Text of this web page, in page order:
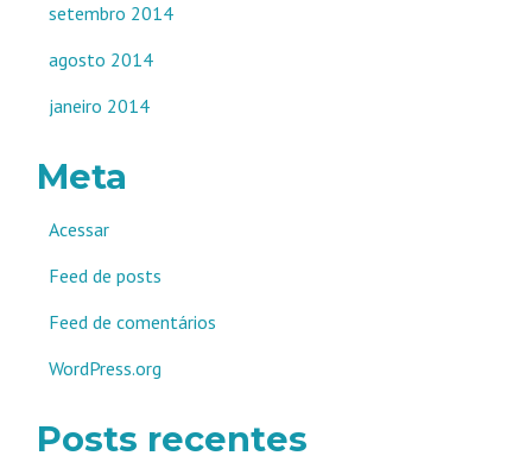
setembro 2014
agosto 2014
janeiro 2014
Meta
Acessar
Feed de posts
Feed de comentários
WordPress.org
Posts recentes